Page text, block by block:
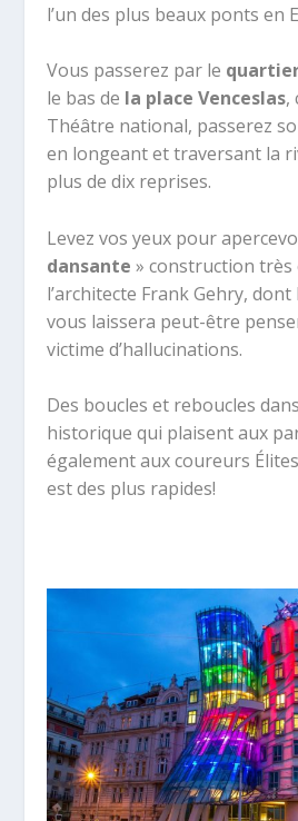
l’un des plus beaux ponts en
Vous passerez par le
le bas de la place Venceslas,
Théâtre national, passerez
en longeant et traversant la
plus de dix reprises.
Levez vos yeux pour
dansante » construction très
l’architecte Frank Gehry,
vous laissera peut-être
victime d’hallucinations.
Des boucles et reboucles
historique qui plaisent aux
également aux coureurs
est des plus rapides!